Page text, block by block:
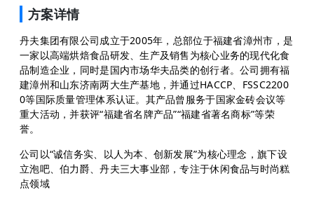
方案详情
丹夫集团有限公司成立于2005年，总部位于福建省漳州市，是
一家以高端烘焙食品研发、生产及销售为核心业务的现代化食
品制造企业，同时是国内市场华夫品类的创行者。公司拥有福
建漳州和山东济南两大生产基地，并通过HACCP、FSSC2200
0等国际质量管理体系认证。其产品曾服务于国家金砖会议等
重大活动，并获评“福建省名牌产品”“福建省著名商标”等荣
誉。
公司以“诚信务实、以人为本、创新发展”为核心理念，旗下设
立泡吧、伯力爵、丹夫三大事业部，专注于休闲食品与时尚糕
点领域